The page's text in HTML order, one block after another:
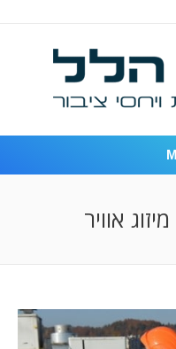
הלל
מיזוג אוויר